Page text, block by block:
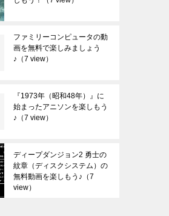
ファミリーコンピュータの動
画を無料で楽しみましょう
♪ （7 view）
『1973年（昭和48年）』に
始まったアニソンを楽しもう
♪ （7 view）
ディープダンジョン2 勇士の
紋章（ディスクシステム）の
無料動画を楽しもう♪ （7
view）